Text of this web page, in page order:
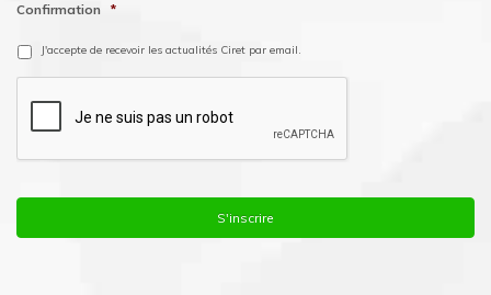
Confirmation *
J'accepte de recevoir les actualités Ciret par email.